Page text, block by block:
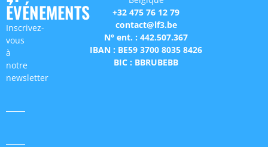
+32 475 76 12 79
contact@lf3.be
N° ent. : 442.507.367
IBAN : BE59 3700 8035 8426
BIC : BBRUBEBB
ÉVÉNEMENTS
Inscrivez-
vous
à
notre
newsletter